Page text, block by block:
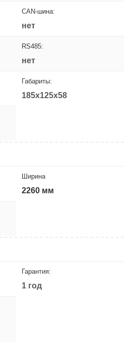
CAN-шина:
нет
RS485:
нет
Габариты:
185x125x58
Ширина
2260 мм
Гарантия:
1 год